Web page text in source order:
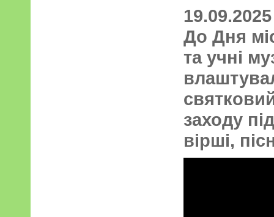
До Дня
та учні
заходу
вірші,